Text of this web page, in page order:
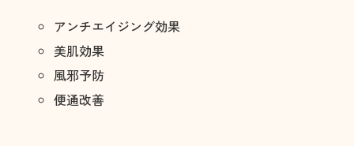
アンチエイジング効果
美肌効果
風邪予防
便通改善